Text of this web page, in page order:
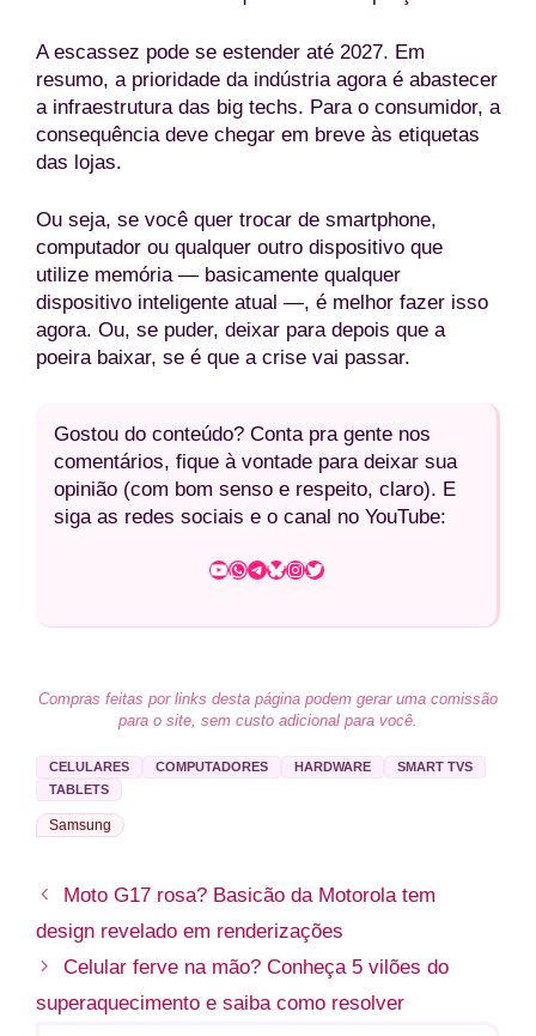
A escassez pode se estender até 2027. Em
resumo, a prioridade da indústria agora é abastecer
a infraestrutura das big techs. Para o consumidor, a
consequência deve chegar em breve às etiquetas
das lojas.
Ou seja, se você quer trocar de smartphone,
computador ou qualquer outro dispositivo que
utilize memória — basicamente qualquer
dispositivo inteligente atual —, é melhor fazer isso
agora. Ou, se puder, deixar para depois que a
poeira baixar, se é que a crise vai passar.
Gostou do conteúdo? Conta pra gente nos
comentários, fique à vontade para deixar sua
opinião (com bom senso e respeito, claro). E
siga as redes sociais e o canal no YouTube:
Youtube WhatsApp TelegramBluesky InstagramTwitter
Compras feitas por links desta página podem gerar uma comissão
para o site, sem custo adicional para você.
CELULARES COMPUTADORES HARDWARE
SMART TVS
TABLETS
Samsung
Moto G17 rosa? Basicão da Motorola tem
design revelado em renderizações
Celular ferve na mão? Conheça 5 vilões do
superaquecimento e saiba como resolver